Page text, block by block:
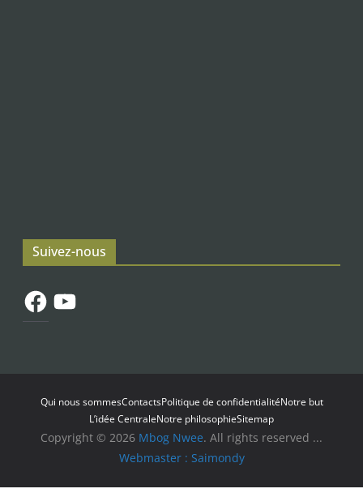
Suivez-nous
FacebookYouTube
Qui nous sommesContactsPolitique de confidentialitéNotre but
L’idée CentraleNotre philosophieSitemap
Copyright © 2026 Mbog Nwee. All rights reserved ...
Webmaster : Saimondy